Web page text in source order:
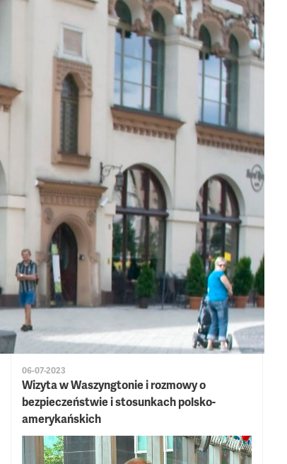
06-07-2023
Wizyta w Waszyngtonie i rozmowy o
bezpieczeństwie i stosunkach polsko-
amerykańskich